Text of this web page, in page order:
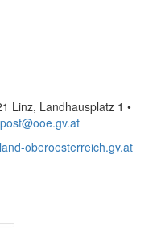
Linz, Landhausplatz 1 •
post@ooe.gv.at
oberoesterreich.gv.at